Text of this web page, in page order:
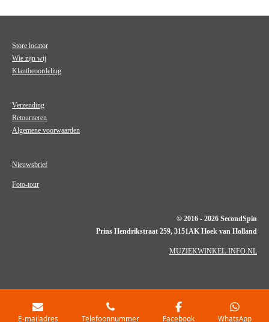
Store locator
Wie zijn wij
Klantbeoordeling
Verzending
Retourneren
Algemene voorwaarden
Nieuwsbrief
Foto-tour
© 2016 - 2026 SecondSpin
Prins Hendrikstraat 259, 3151AK Hoek van Holland
MUZIEKWINKEL-INFO.NL
E-mailadres Telefoonnummer Facebook WhatsApp